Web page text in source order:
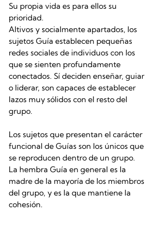
Su propia vida es para ellos su
prioridad.
Altivos y socialmente apartados, los
sujetos Guía establecen pequeñas
redes sociales de individuos con los
que se sienten profundamente
conectados. Sí deciden enseñar, guiar
o liderar, son capaces de establecer
lazos muy sólidos con el resto del
grupo.
Los sujetos que presentan el carácter
funcional de Guías son los únicos que
se reproducen dentro de un grupo.
La hembra Guía en general es la
madre de la mayoría de los miembros
del grupo, y es la que mantiene la
cohesión.